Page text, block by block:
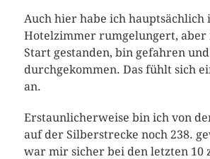
Auch hier habe ich hauptsächlich
Hotelzimmer rumgelungert, aber
Start gestanden, bin gefahren
durchgekommen. Das fühlt sich
an.
Erstaunlicherweise bin ich von
auf der Silberstrecke noch 238.
war mir sicher bei den letzten 10